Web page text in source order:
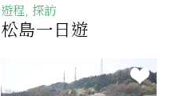
遊程, 探訪
松島一日遊